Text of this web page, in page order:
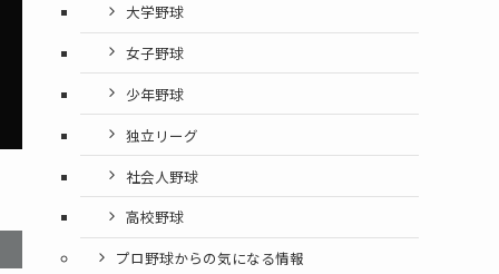
大学野球
女子野球
少年野球
独立リーグ
社会人野球
高校野球
プロ野球からの気になる情報